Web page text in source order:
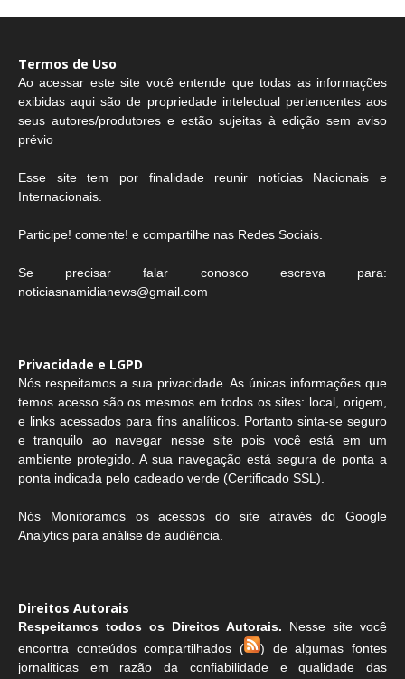
Termos de Uso
Ao acessar este site você entende que todas as informações
exibidas aqui são de propriedade intelectual pertencentes aos
seus autores/produtores e estão sujeitas à edição sem aviso
prévio
Esse site tem por finalidade reunir notícias Nacionais e
Internacionais.
Participe! comente! e compartilhe nas Redes Sociais.
Se precisar falar conosco escreva para:
noticiasnamidianews@gmail.com
Privacidade e LGPD
Nós respeitamos a sua privacidade. As únicas informações que
temos acesso são os mesmos em todos os sites: local, origem,
e links acessados para fins analíticos. Portanto sinta-se seguro
e tranquilo ao navegar nesse site pois você está em um
ambiente protegido. A sua navegação está segura de ponta a
ponta indicada pelo cadeado verde (Certificado SSL).
Nós Monitoramos os acessos do site através do Google
Analytics para análise de audiência.
Direitos Autorais
Respeitamos todos os Direitos Autorais. Nesse site você
encontra conteúdos compartilhados (
) de algumas fontes
jornaliticas em razão da confiabilidade e qualidade das